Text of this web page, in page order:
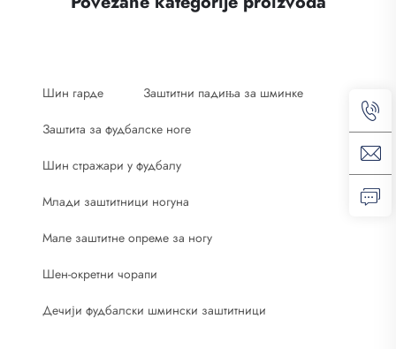
Шин гарде Заштитни падиња за шминке
Заштита за фудбалске ноге
Шин стражари у фудбалу
Млади заштитници ногуна
Мале заштитне опреме за ногу
Шен-окретни чорапи
Дечији фудбалски шмински заштитници